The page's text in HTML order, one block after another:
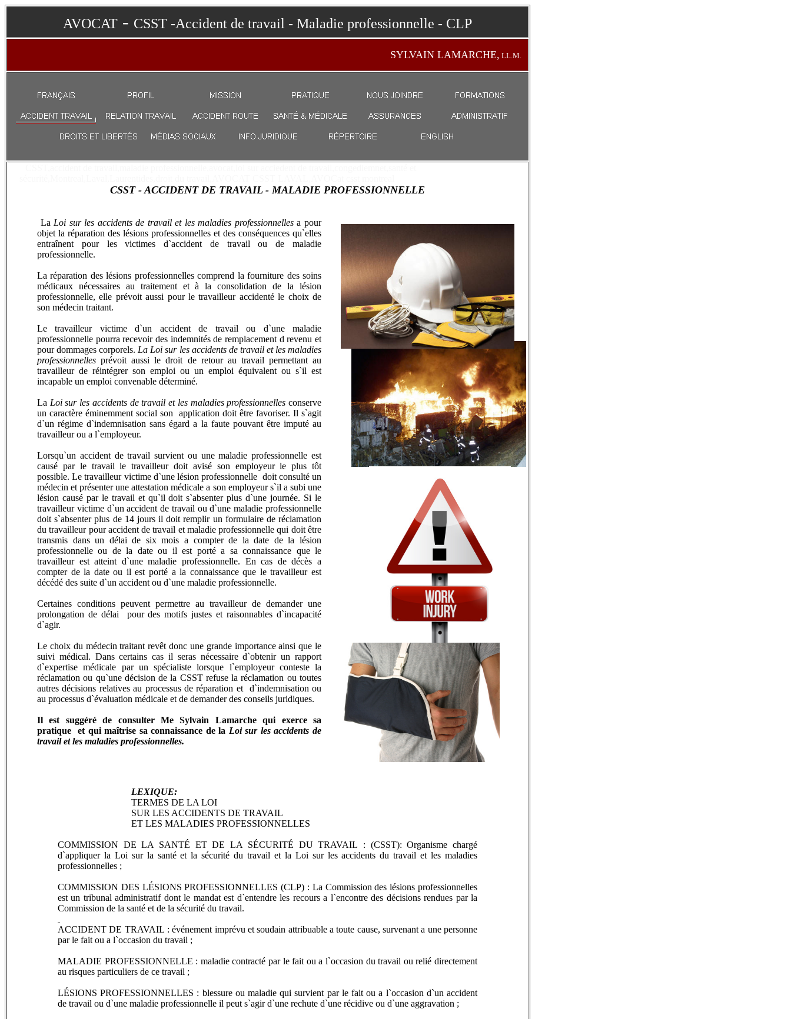
AVOCAT - CSST -Accident de travail - Maladie professionnelle - CLP
SYLVAIN LAMARCHE, LL.M.
CSST - ACCIDENT DE TRAVAIL - MALADIE PROFESSIONNELLE
La Loi sur les accidents de travail et les maladies professionnellesa pour
objet la réparation des lésions professionnelles et des conséquences qu`elles
entraînent pour les victimes d`accident de travail ou de maladie
professionnelle.
La réparation des lésions professionnelles comprend la fourniture des soins
médicaux nécessaires au traitement et à la consolidation de la lésion
professionnelle, elle prévoit aussi pour le travailleur accidenté le choix de
son médecin traitant.
Le travailleur victime d`un accident de travail ou d`une maladie
professionnelle pourra recevoir des indemnités de remplacement d revenu et
pour dommages corporels. La Loi sur les accidents de travail et les maladies
professionnelles prévoit aussi le droit de retour au travail permettant au
travailleur de réintégrer son emploi ou un emploi équivalent ou s`il est
incapable un emploi convenable déterminé.
La Loi sur les accidents de travail et les maladies professionnelles conserve
un caractère éminemment social son application doit être favoriser. Il s`agit
d`un régime d`indemnisation sans égard a la faute pouvant être imputé au
travailleur ou a l`employeur.
Lorsqu`un accident de travail survient ou une maladie professionnelle est
causé par le travail le travailleur doit avisé son employeur le plus tôt
possible. Le travailleur victime d`une lésion professionnelle doit consulté un
médecin et présenter une attestation médicale a son employeur s`il a subi une
lésion causépar le travail et qu`il doit s`absenter plus d`une journée. Si le
travailleur victime d`un accident de travail ou d`une maladie professionnelle
doit s`absenter plus de 14 jours il doit remplir un formulaire de réclamation
du travailleur pour accident de travail et maladie professionnelle qui doit être
transmis dans un délai de six mois a compter de la date de la lésion
professionnelle ou de la date ou il est porté a sa connaissance que le
travailleur est atteint d`une maladie professionnelle. En cas de décès a
compter de la date ou il est porté a la connaissance que le travailleur est
décédé des suite d`un accident ou d`une maladie professionnelle.
Certaines conditions peuvent permettre au travailleur de demander une
prolongation de délai pour des motifs justes et raisonnables d`incapacité
d`agir.
Le choix du médecin traitant revêt donc une grande importance ainsi que le
suivi médical. Dans certains cas il seras nécessaire d`obtenir un rapport
d`expertise médicale par un spécialiste lorsque l`employeur conteste la
réclamation ou qu`une décision de la CSST refuse la réclamation ou toutes
autres décisions relatives au processus de réparation et d`indemnisation ou
au processus d`évaluation médicale et de demander des conseils juridiques.
Il est suggéré de consulter Me Sylvain Lamarche qui exerce sa
pratique et qui maîtrise sa connaissance de la Loi sur les accidents de
travail et les maladies professionnelles.
LEXIQUE:
TERMES DE LA LOI
SUR LES ACCIDENTS DE TRAVAIL
ET LES MALADIES PROFESSIONNELLES
COMMISSION DE LA SANTÉ ET DE LA SÉCURITÉ DU TRAVAIL : (CSST): Organisme chargé
d`appliquer la Loi sur la santé et la sécurité du travail et la Loi sur les accidents du travail et les maladies
professionnelles ;
COMMISSION DES LÉSIONS PROFESSIONNELLES (CLP) : La Commission des lésions professionnelles
est un tribunal administratif dont le mandat est d`entendre les recours a l`encontre des décisions rendues par la
Commission de la santé et de la sécurité du travail.
ACCIDENT DE TRAVAIL : événement imprévu et soudain attribuable a toute cause, survenant a une personne
par le fait ou a l`occasion du travail ;
MALADIE PROFESSIONNELLE : maladie contracté par le fait ou a l`occasion du travail ou relié directement
au risques particuliers de ce travail ;
LÉSIONS PROFESSIONNELLES : blessure ou maladie qui survient par le fait ou a l`occasion d`un accident
de travail ou d`une maladie professionnelle il peut s`agir d`une rechute d`une récidive ou d`une aggravation ;